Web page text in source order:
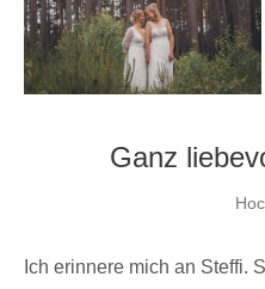
Ganz
Ich erinnere mich an Steffi.